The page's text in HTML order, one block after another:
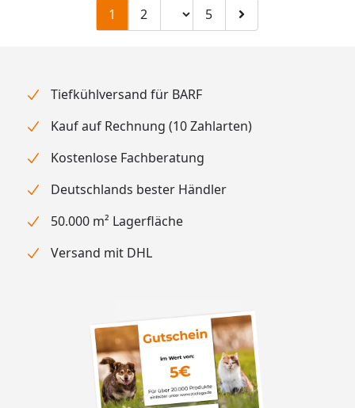
1 Zu Seite 2
2 Seitenzahl ändern
Zu Seite 5
5 Zur nächsten Seite
Tiefkühlversand für BARF
Kauf auf Rechnung (10 Zahlarten)
Kostenlose Fachberatung
Deutschlands bester Händler
50.000 m² Lagerfläche
Versand mit DHL